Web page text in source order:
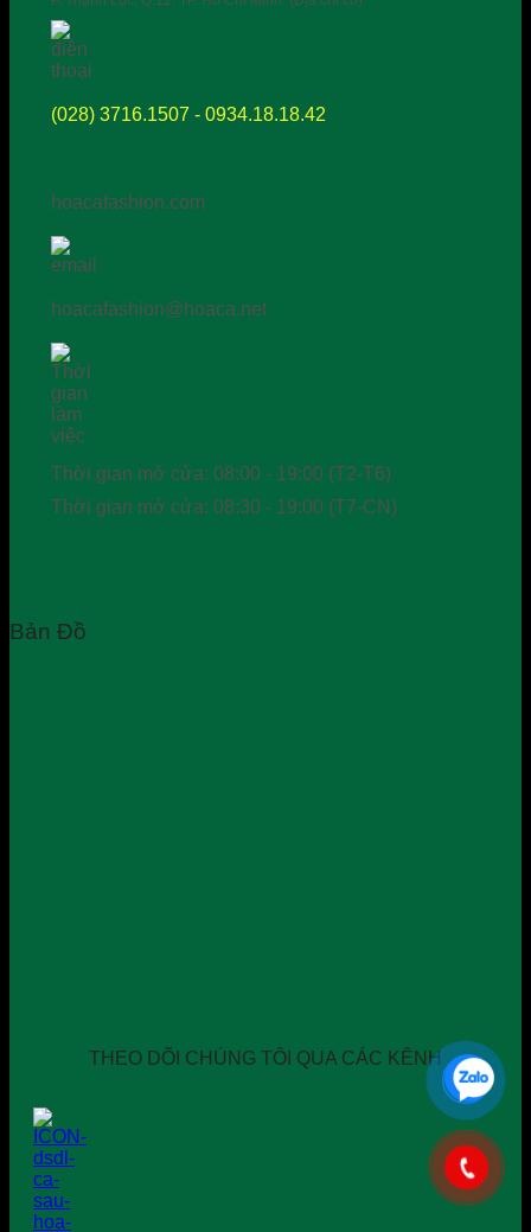
(028) 3716.1507 - 0934.18.18.42
hoacafashion.com
hoacafashion@hoaca.net
Thời gian mở cửa: 08:00 - 19:00 (T2-T6)
Thời gian mở cửa: 08:30 - 19:00 (T7-CN)
Bản Đồ
THEO DÕI CHÚNG TÔI QUA CÁC KÊNH